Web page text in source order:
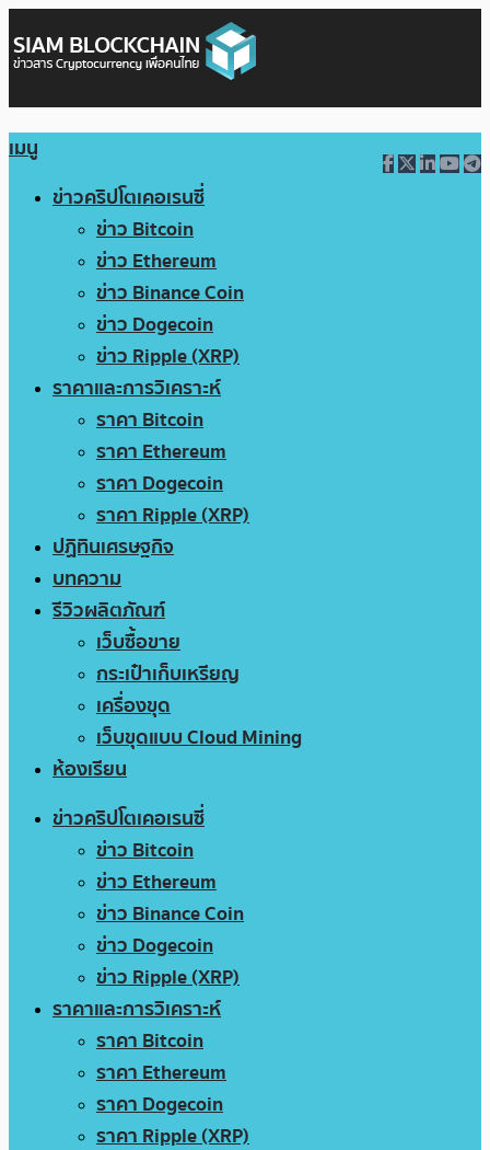
เมนู
ข่าวคริปโตเคอเรนซี่
ข่าว Bitcoin
ข่าว Ethereum
ข่าว Binance Coin
ข่าว Dogecoin
ข่าว Ripple (XRP)
ราคาและการวิเคราะห์
ราคา Bitcoin
ราคา Ethereum
ราคา Dogecoin
ราคา Ripple (XRP)
ปฏิทินเศรษฐกิจ
บทความ
รีวิวผลิตภัณฑ์
เว็บซื้อขาย
กระเป๋าเก็บเหรียญ
เครื่องขุด
เว็บขุดแบบ Cloud Mining
ห้องเรียน
ข่าวคริปโตเคอเรนซี่
ข่าว Bitcoin
ข่าว Ethereum
ข่าว Binance Coin
ข่าว Dogecoin
ข่าว Ripple (XRP)
ราคาและการวิเคราะห์
ราคา Bitcoin
ราคา Ethereum
ราคา Dogecoin
ราคา Ripple (XRP)